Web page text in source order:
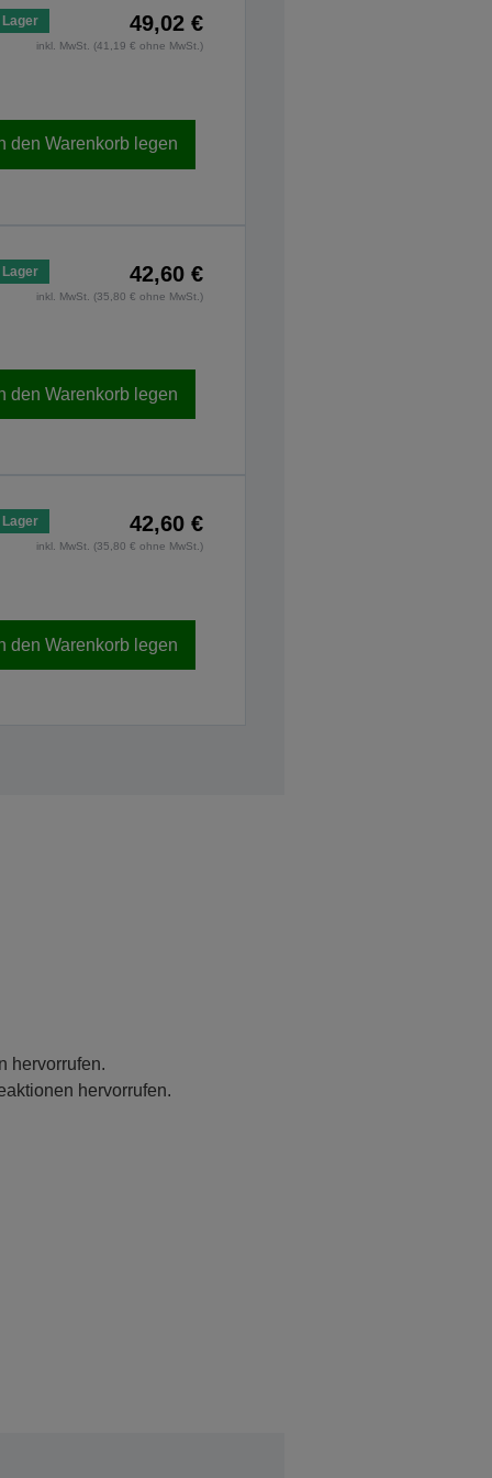
49,02 €
inkl. MwSt. (41,19 € ohne MwSt.)
den Warenkorb legen
42,60 €
inkl. MwSt. (35,80 € ohne MwSt.)
den Warenkorb legen
42,60 €
inkl. MwSt. (35,80 € ohne MwSt.)
den Warenkorb legen
hervorrufen.
hervorrufen.